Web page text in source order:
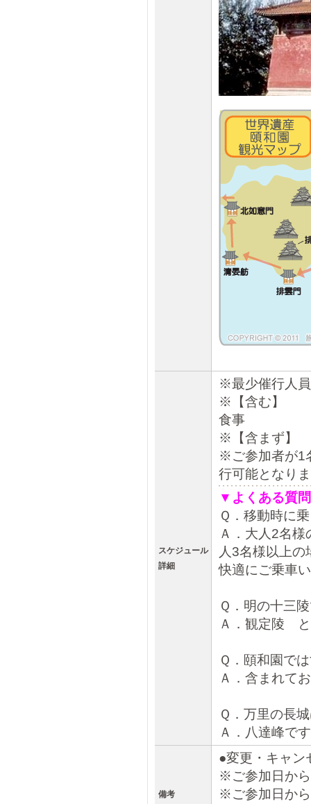
スケジュール
詳細
※最少催行人
※【含む】 日
食事
※【含まず】
※ご参加者が1
行可能となり
▼よくある質問
Ｑ．移動時に
Ａ．大人2名
人3名様以上
快適にご乗車
Ｑ．明の十三
Ａ．観定陵
Ｑ．頤和園で
Ａ．含まれて
Ｑ．万里の長
Ａ．八達峰で
備考
●変更・キャン
※ご参加日か
※ご参加日か